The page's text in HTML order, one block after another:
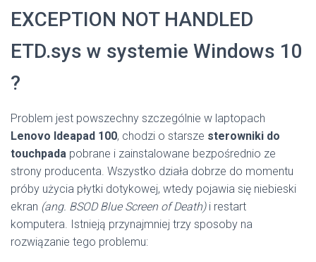
EXCEPTION NOT HANDLED
ETD.sys w systemie Windows 10
?
Problem jest powszechny szczególnie w laptopach
Lenovo Ideapad 100, chodzi o starsze sterowniki do
touchpada pobrane i zainstalowane bezpośrednio ze
strony producenta. Wszystko działa dobrze do momentu
próby użycia płytki dotykowej, wtedy pojawia się niebieski
ekran (ang. BSOD Blue Screen of Death)i restart
komputera. Istnieją przynajmniej trzy sposoby na
rozwiązanie tego problemu: